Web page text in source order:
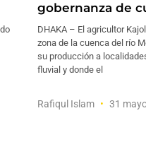
gobernanza de
DHAKA – El agricultor
zona de la cuenca del río
su producción a
fluvial y donde el
Rafiqul Islam 31